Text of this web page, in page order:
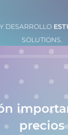
DESARROLLO
SOLUTIONS.
precios